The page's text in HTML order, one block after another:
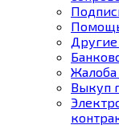
Выкуп